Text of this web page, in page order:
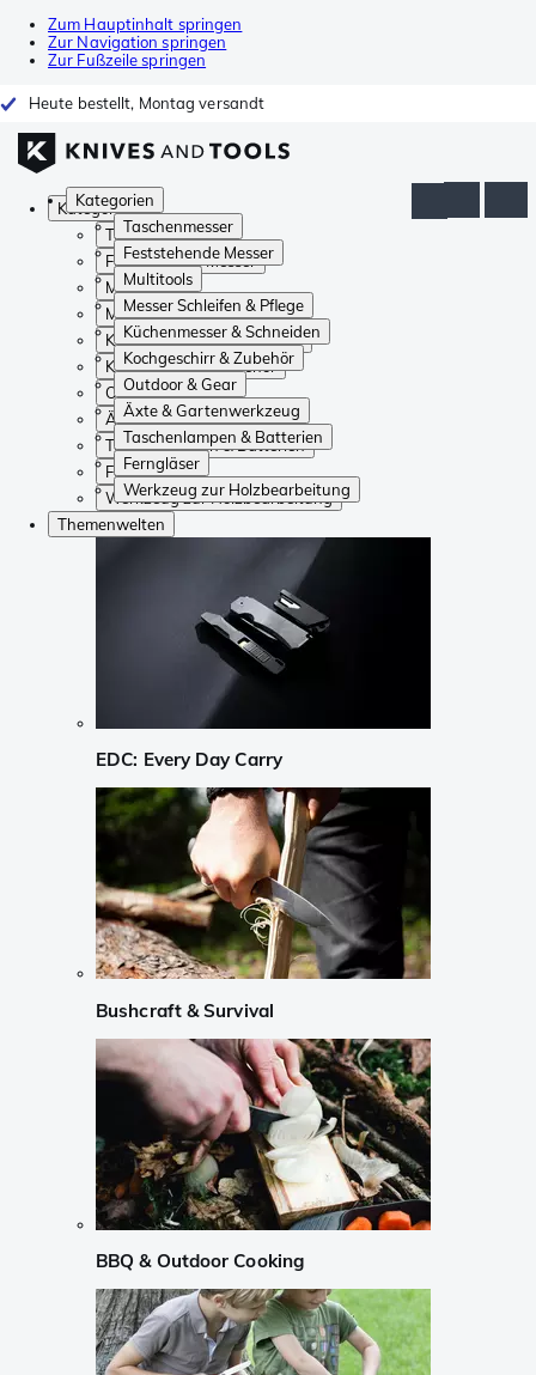
Zum Hauptinhalt springen
Zur Navigation springen
Zur Fußzeile springen
Heute bestellt, Montag versandt
Kategorien
Taschenmesser
Feststehende Messer
Multitools
Messer Schleifen & Pflege
Küchenmesser & Schneiden
Kochgeschirr & Zubehör
Outdoor & Gear
Äxte & Gartenwerkzeug
Taschenlampen & Batterien
Ferngläser
Werkzeug zur Holzbearbeitung
Kategorien
Taschenmesser
Feststehende Messer
Multitools
Messer Schleifen & Pflege
Küchenmesser & Schneiden
Kochgeschirr & Zubehör
Outdoor & Gear
Äxte & Gartenwerkzeug
Taschenlampen & Batterien
Ferngläser
Werkzeug zur Holzbearbeitung
Themenwelten
EDC: Every Day Carry
Bushcraft & Survival
BBQ & Outdoor Cooking